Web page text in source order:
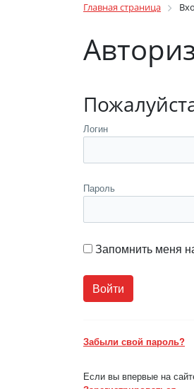
Главная страница
Логин
Пароль
Запомнить меня
Забыли свой пароль?
Если вы впервые на